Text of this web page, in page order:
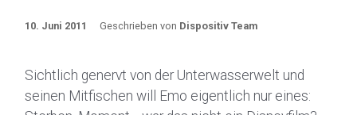
10. Juni 2011 Geschrieben von Dispositiv Team
Sichtlich genervt von der Unterwasserwelt und
seinen Mitfischen will Emo eigentlich nur eines: